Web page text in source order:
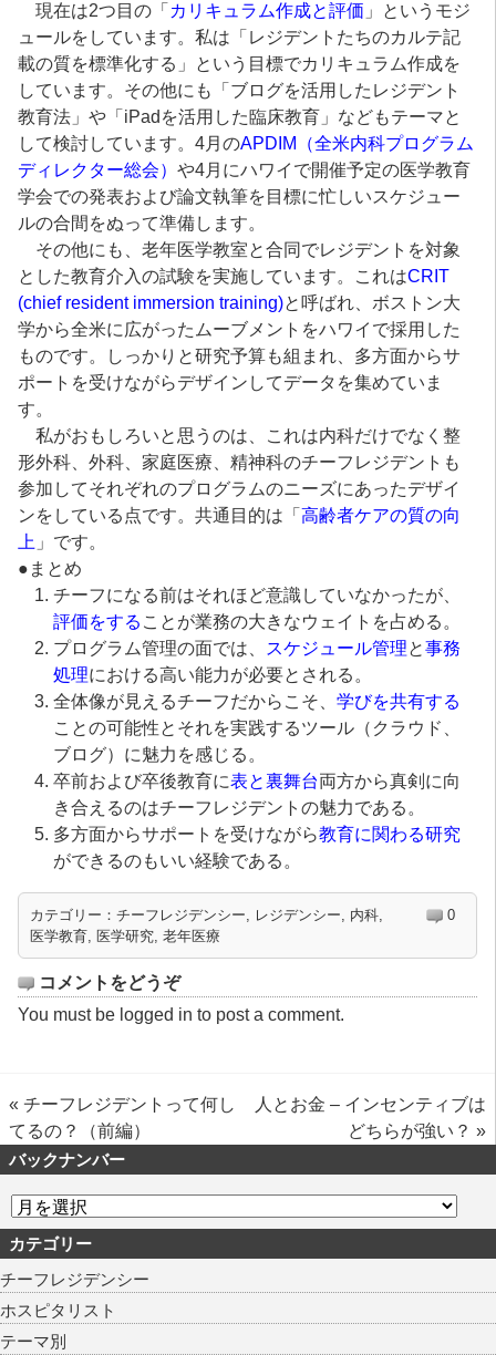
現在は2つ目の「 カリキュラム作成と評価 」というモジ
ュールをしています。私は「レジデントたちのカルテ記
載の質を標準化する」という目標でカリキュラム作成を
しています。その他にも「ブログを活用したレジデント
教育法」や「iPadを活用した臨床教育」などもテーマと
して検討しています。4月のAPDIM（全米内科プログラム
ディレクター総会） や4月にハワイで開催予定の医学教育
学会での発表および論文執筆を目標に忙しいスケジュー
ルの合間をぬって準備します。
その他にも、老年医学教室と合同でレジデントを対象
とした教育介入の試験を実施しています。これはCRIT
(chief resident immersion training)と呼ばれ、ボストン大
学から全米に広がったムーブメントをハワイで採用した
ものです。しっかりと研究予算も組まれ、多方面からサ
ポートを受けながらデザインしてデータを集めていま
す。
私がおもしろいと思うのは、これは内科だけでなく整
形外科、外科、家庭医療、精神科のチーフレジデントも
参加してそれぞれのプログラムのニーズにあったデザイ
ンをしている点です。共通目的は「 高齢者ケアの質の向
上 」です。
●まとめ
チーフになる前はそれほど意識していなかったが、
評価をする ことが業務の大きなウェイトを占める。
プログラム管理の面では、
スケジュール管理と事務
処理における高い能力が必要とされる。
全体像が見えるチーフだからこそ、 学びを共有する
ことの可能性とそれを実践するツール（クラウド、
ブログ）に魅力を感じる。
卒前および卒後教育に表と裏舞台両方から真剣に向
き合えるのはチーフレジデントの魅力である。
多方面からサポートを受けながら教育に関わる研究
ができるのもいい経験である。
カテゴリー： チーフレジデンシー, レジデンシー, 内科,
医学教育, 医学研究, 老年医療
0
コメントをどうぞ
You must be logged in to post a comment.
« チーフレジデントって何し
てるの？（前編）
人とお金 – インセンティブは
どちらが強い？ »
バックナンバー
カテゴリー
チーフレジデンシー
ホスピタリスト
テーマ別